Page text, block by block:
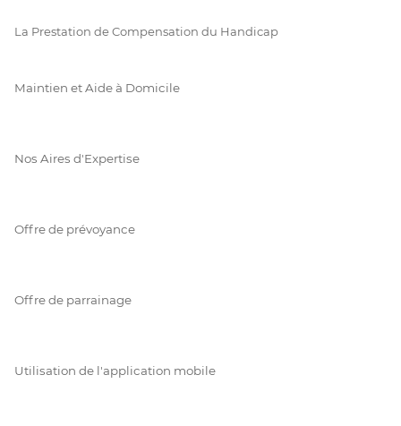
La Prestation de Compensation du Handicap
Maintien et Aide à Domicile
Nos Aires d'Expertise
Offre de prévoyance
Offre de parrainage
Utilisation de l'application mobile